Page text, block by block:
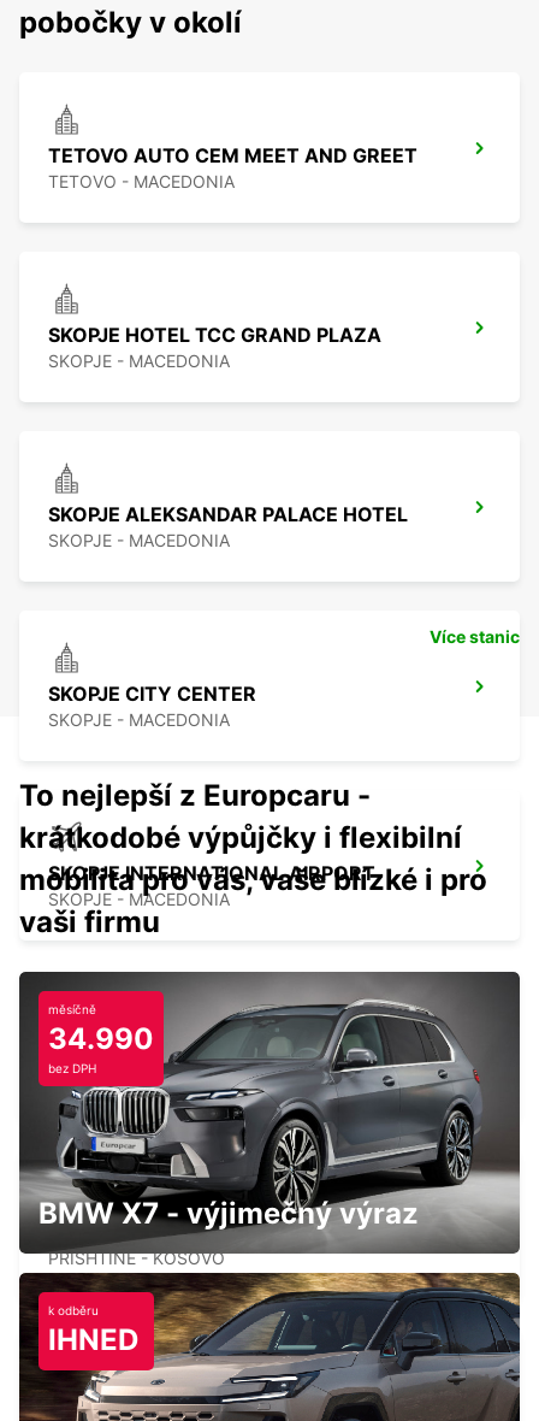
pobočky v okolí
TETOVO AUTO CEM MEET AND GREET
TETOVO - MACEDONIA
SKOPJE HOTEL TCC GRAND PLAZA
SKOPJE - MACEDONIA
SKOPJE ALEKSANDAR PALACE HOTEL
SKOPJE - MACEDONIA
SKOPJE CITY CENTER
SKOPJE - MACEDONIA
SKOPJE INTERNATIONAL AIRPORT
SKOPJE - MACEDONIA
PRISHTINA INTERATIONAL AIRPORT
LIPJAN - KOSOVO
PRISHTINA CITY
PRISHTINE - KOSOVO
OHRID ST PAUL THE APOSTLE AIRPORT
Více stanic
To nejlepší z Europcaru -
krátkodobé výpůjčky i flexibilní
mobilita pro vás, vaše blízké i pro
vaši firmu
měsíčně
34.990
bez DPH
BMW X7 - výjimečný výraz
k odběru
IHNED